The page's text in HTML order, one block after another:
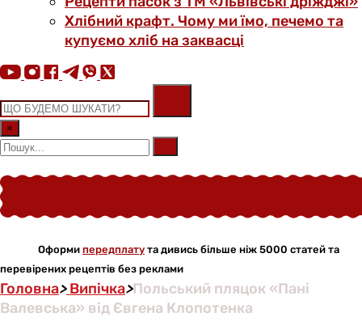
Хлібний крафт. Чому ми їмо, печемо та
купуємо хліб на заквасці
×
Оформи передплату та дивись більше ніж 5000 статей та
перевірених рецептів без реклами
Головна>Випічка>Польський пляцок «Пані
Валевська» від Євгена Клопотенка